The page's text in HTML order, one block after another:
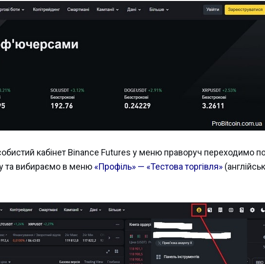
кабінет Binance Futures у меню праворуч переходимо
та вибираємо в меню «Профіль» — «Тестова торгівля»